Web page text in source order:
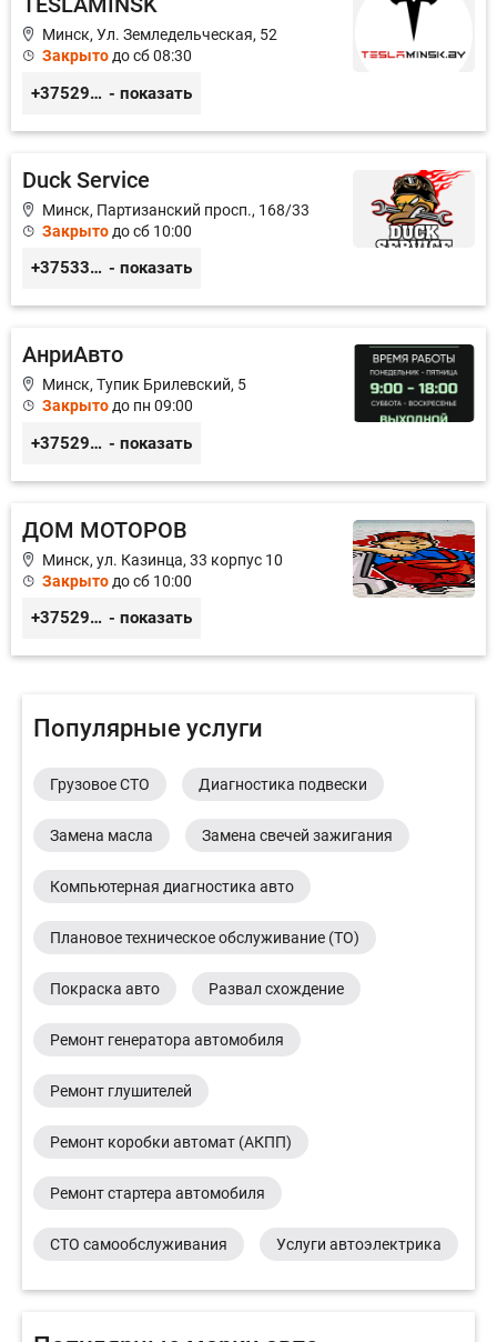
Минск, Ул. Земледельческая, 52
Закрытодо сб 08:30
+375291335101 - показать
Duck Service
Минск, Партизанский просп., 168/33
Закрыто до сб 10:00
+375333416710 - показать
АнриАвто
Минск, Тупик Брилевский, 5
Закрытодо пн 09:00
+375297541973 - показать
ДОМ МОТОРОВ
Минск, ул. Казинца, 33 корпус 10
Закрыто до сб 10:00
+375293295282 - показать
Популярные услуги
Грузовое СТО Диагностика подвески
Замена масла Замена свечей зажигания
Компьютерная диагностика авто
Плановое техническое обслуживание (ТО)
Покраска авто Развал схождение
Ремонт генератора автомобиля
Ремонт глушителей
Ремонт коробки автомат (АКПП)
Ремонт стартера автомобиля
СТО самообслуживания Услуги автоэлектрика